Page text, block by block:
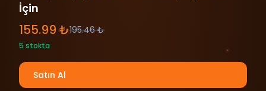
İçin
155.99 ₺195.46 ₺
5 stokta
Satın Al